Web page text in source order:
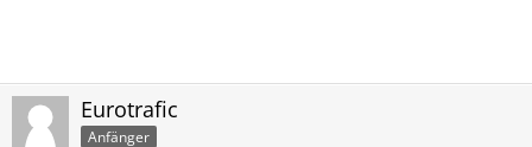
Eurotrafic
Anfänger